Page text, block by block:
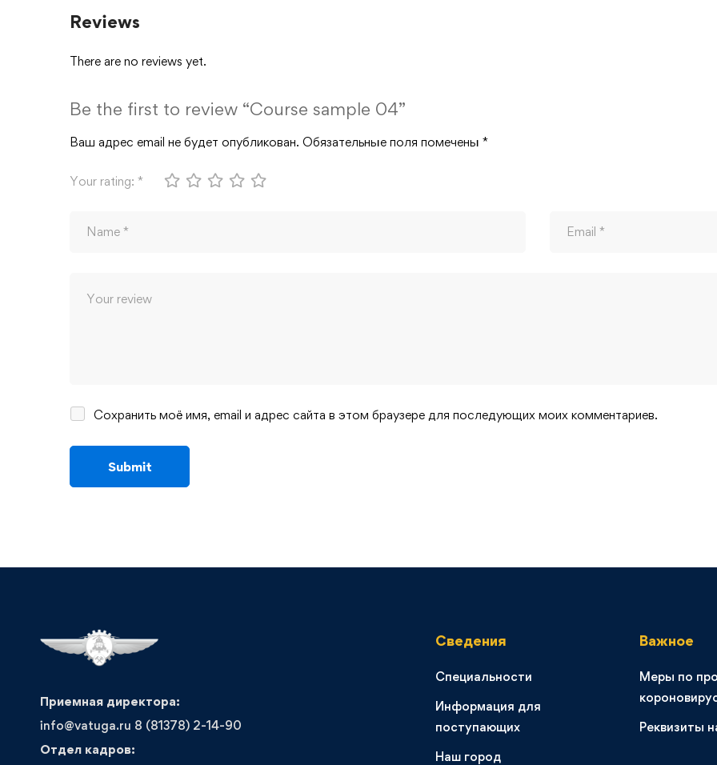
Reviews
There are no reviews yet.
Be the first to review “Course sample 04”
Ваш адрес email не будет опубликован. Обязательные поля помечены *
Your rating: *
Сохранить моё имя, email и адрес сайта в этом браузере для последующих моих комментариев.
Приемная директора:
info@vatuga.ru 8 (81378) 2-14-90
Отдел кадров:
Сведения
Специальности
Информация для
поступающих
Наш город
Важное
Меры по
Реквизиты